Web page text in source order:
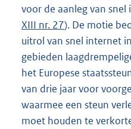
voor de aanleg van
XIII nr. 27). De motie
uitrol van snel internet
gebieden
het Europese
van drie jaar voor
waarmee een steun
moet houden te